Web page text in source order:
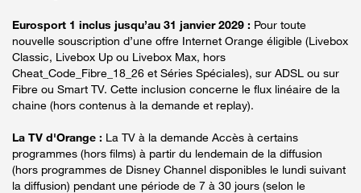
Eurosport 1 inclus jusqu’au 31 janvier 2029 : Pour toute
nouvelle souscription d’une offre Internet Orange éligible (Livebox
Classic, Livebox Up ou Livebox Max, hors
Cheat_Code_Fibre_18_26 et Séries Spéciales), sur ADSL ou sur
Fibre ou Smart TV. Cette inclusion concerne le flux linéaire de la
chaine (hors contenus à la demande et replay).
La TV d'Orange : La TV à la demande Accès à certains
programmes (hors films) à partir du lendemain de la diffusion
(hors programmes de Disney Channel disponibles le lundi suivant
la diffusion) pendant une période de 7 à 30 jours (selon le